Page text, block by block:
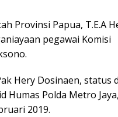
Provinsi Papua, T.E.A
pegawai Komisi
Hery Dosinaen, status
Humas Polda Metro
2019.